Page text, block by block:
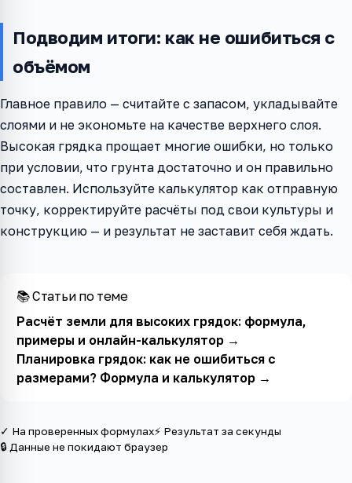
Подводим итоги: как не ошибиться с
объёмом
Главное правило — считайте с запасом, укладывайте
слоями и не экономьте на качестве верхнего слоя.
Высокая грядка прощает многие ошибки, но только
при условии, что грунта достаточно и он правильно
составлен. Используйте калькулятор как отправную
точку, корректируйте расчёты под свои культуры и
конструкцию — и результат не заставит себя ждать.
📚 Статьи по теме
Расчёт земли для высоких грядок: формула,
примеры и онлайн-калькулятор→
Планировка грядок: как не ошибиться с
размерами? Формула и калькулятор→
✓ На проверенных формулах⚡ Результат за секунды
🔒 Данные не покидают браузер